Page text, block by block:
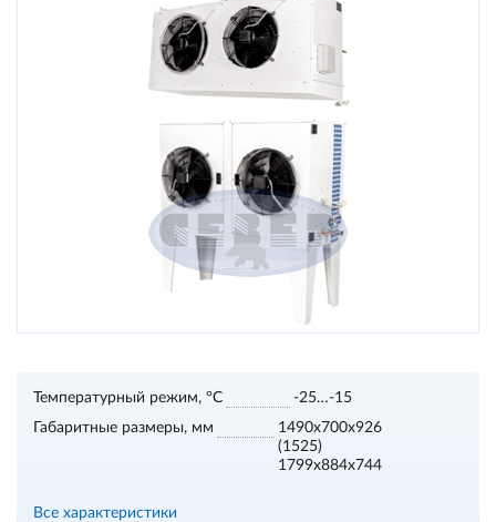
Температурный режим, °С
-25…-15
Габаритные размеры, мм
1490х700х926
(1525)
1799х884х744
Все характеристики